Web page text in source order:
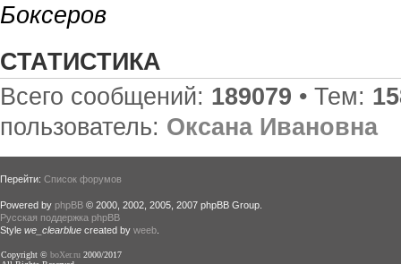
Боксеров
СТАТИСТИКА
Всего сообщений: 189079 • Тем:
пользователь: Оксана Ивановна
Перейти: Список форумов
Powered by phpBB © 2000, 2002, 2005, 2007 phpBB Group.
Русская поддержка phpBB
Style we_clearblue created by weeb
Copyright © boXer.ru 2000/2017